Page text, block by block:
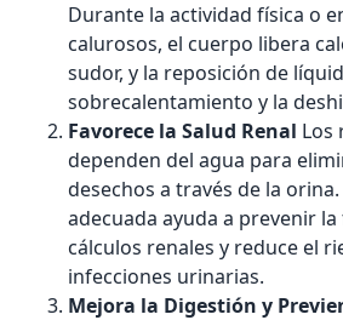
Durante la actividad física o
calurosos, el cuerpo libera
sudor, y la reposición de
sobrecalentamiento y la
Favorece la Salud Renal Los
dependen del agua para
desechos a través de la
adecuada ayuda a prevenir
cálculos renales y reduce el
infecciones urinarias.
Mejora la Digestión y